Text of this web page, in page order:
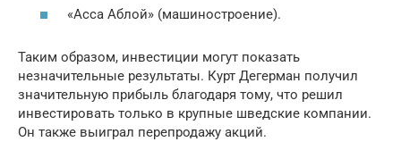
«Асса Аблой» (машиностроение).
Таким образом, инвестиции могут показать
незначительные результаты. Курт Дегерман получил
значительную прибыль благодаря тому, что решил
инвестировать только в крупные шведские компании.
Он также выиграл перепродажу акций.